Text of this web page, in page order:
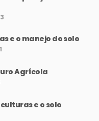
e o manejo do solo
Agrícola
e o solo